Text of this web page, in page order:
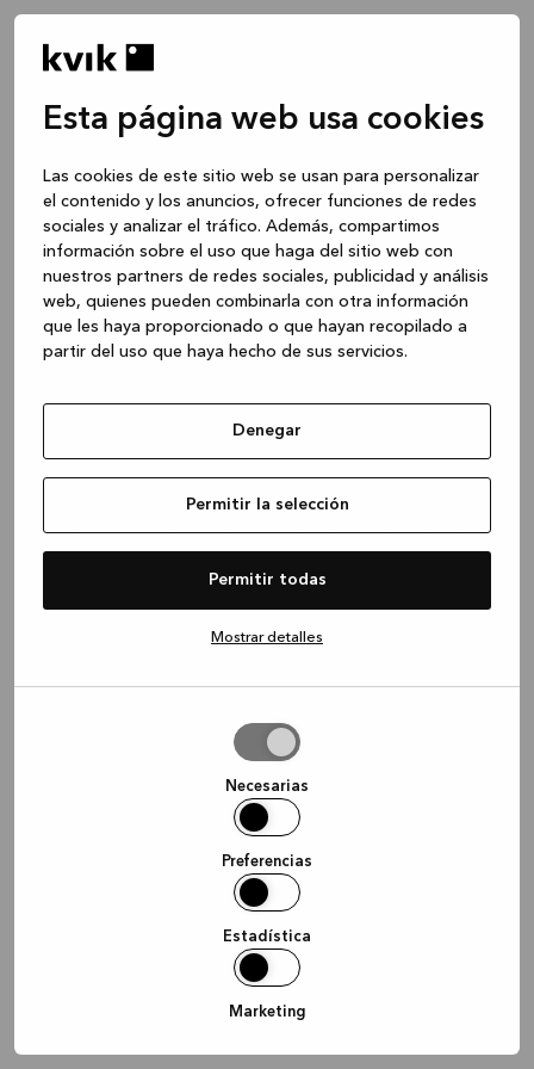
Esta página web usa cookies
Las cookies de este sitio web se usan para personalizar
el contenido y los anuncios, ofrecer funciones de redes
sociales y analizar el tráfico. Además, compartimos
información sobre el uso que haga del sitio web con
nuestros partners de redes sociales, publicidad y análisis
web, quienes pueden combinarla con otra información
que les haya proporcionado o que hayan recopilado a
partir del uso que haya hecho de sus servicios.
Denegar
Permitir la selección
Permitir todas
Mostrar detalles
Necesarias
Preferencias
Estadística
Marketing
Application error: a client-side exception has occurred
loadingwww.kvik.es (see the browser console for more